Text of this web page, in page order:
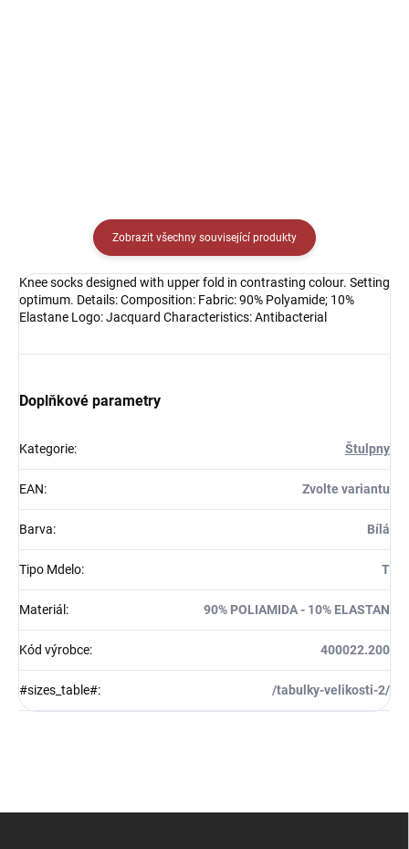
Zobrazit všechny související produkty
Knee socks designed with upper fold in contrasting colour. Setting
optimum. Details: Composition: Fabric: 90% Polyamide; 10%
Elastane Logo: Jacquard Characteristics: Antibacterial
Doplňkové parametry
Kategorie: Štulpny
EAN: Zvolte variantu
Barva: Bílá
Tipo Mdelo: T
Materiál : 90% POLIAMIDA - 10% ELASTAN
Kód výrobce: 400022.200
#sizes_table#: /tabulky-velikosti-2/